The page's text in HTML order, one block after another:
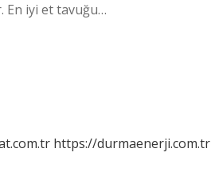
En iyi et tavuğu…
https://durmaenerji.com.tr